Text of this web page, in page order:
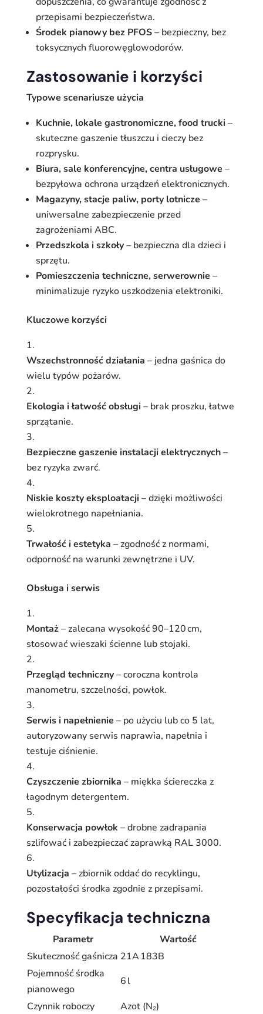
przepisami bezpieczeństwa.
Środek pianowy bez PFOS– bezpieczny, bez
toksycznych fluorowęglowodorów.
Zastosowanie i korzyści
Typowe scenariusze użycia
Kuchnie, lokale gastronomiczne, food trucki–
skuteczne gaszenie tłuszczu i cieczy bez
rozprysku.
Biura, sale konferencyjne, centra usługowe –
bezpyłowa ochrona urządzeń elektronicznych.
Magazyny, stacje paliw, porty lotnicze –
uniwersalne zabezpieczenie przed
zagrożeniami ABC.
Przedszkola i szkoły– bezpieczna dla dzieci i
sprzętu.
Pomieszczenia techniczne, serwerownie –
minimalizuje ryzyko uszkodzenia elektroniki.
Kluczowe korzyści
Wszechstronność działania – jedna gaśnica do
wielu typów pożarów.
Ekologia i łatwość obsługi– brak proszku, łatwe
sprzątanie.
Bezpieczne gaszenie instalacji elektrycznych–
bez ryzyka zwarć.
Niskie koszty eksploatacji– dzięki możliwości
wielokrotnego napełniania.
Trwałość i estetyka – zgodność z normami,
odporność na warunki zewnętrzne i UV.
Obsługa i serwis
Montaż– zalecana wysokość 90–120 cm,
stosować wieszaki ścienne lub stojaki.
Przegląd techniczny– coroczna kontrola
manometru, szczelności, powłok.
Serwis i napełnienie – po użyciu lub co 5 lat,
autoryzowany serwis naprawia, napełnia i
testuje ciśnienie.
Czyszczenie zbiornika – miękka ściereczka z
łagodnym detergentem.
Konserwacja powłok – drobne zadrapania
szlifować i zabezpieczać zaprawką RAL 3000.
Utylizacja – zbiornik oddać do recyklingu,
pozostałości środka zgodnie z przepisami.
Specyfikacja techniczna
Parametr
Wartość
Skuteczność gaśnicza 21A 183B
Pojemność środka
pianowego
6 l
Czynnik roboczy
Azot (N₂)